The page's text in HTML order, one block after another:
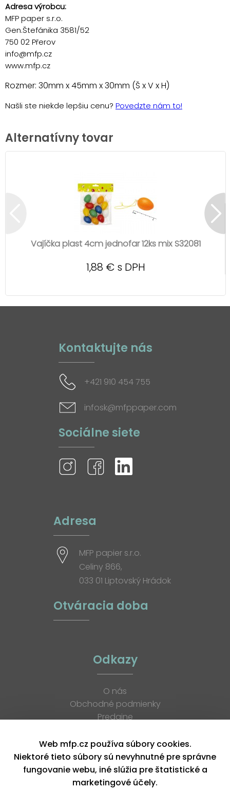
Adresa výrobcu:
MFP paper s.r.o.
Gen.Štefánika 3581/52
750 02 Přerov
info@mfp.cz
www.mfp.cz
Rozmer: 30mm x 45mm x 30mm (Š x V x H)
Našli ste niekde lepšiu cenu? Povedzte nám to!
Alternatívny tovar
Vajíčka plast 4cm jednofar 12ks mix S32081
1,88 € s DPH
Kontaktujte nás
+421 910 454 755
infosk@mfppaper.com
Sociálne siete
Adresa
MFP papier s.r.o.
Celiny 866,
033 01 Liptovský Hrádok
Otváracia doba
Odkazy
O nás
Obchodné podmienky
Predajne
K stiahnutiu
Blog
Kontakt
Kariéra
Web mfp.cz používa súbory cookies.
Niektoré tieto súbory sú nevyhnutné pre správne
fungovanie webu, iné slúžia pre štatistické a
marketingové účely.